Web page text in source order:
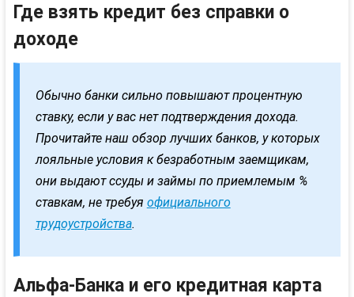
Где взять кредит без справки о
доходе
Обычно банки сильно повышают процентную
ставку, если у вас нет подтверждения дохода.
Прочитайте наш обзор лучших банков, у которых
лояльные условия к безработным заемщикам,
они выдают ссуды и займы по приемлемым %
ставкам, не требуя официального
трудоустройства.
Альфа-Банка и его кредитная карта